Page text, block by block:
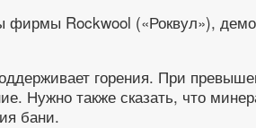
Rockwool («Роквул»),
горения. При
Нужно также сказать, что
бани.